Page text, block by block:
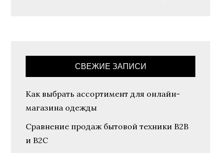
СВЕЖИЕ ЗАПИСИ
Как выбрать ассортимент для онлайн-
магазина одежды
Сравнение продаж бытовой техники B2B
и B2C